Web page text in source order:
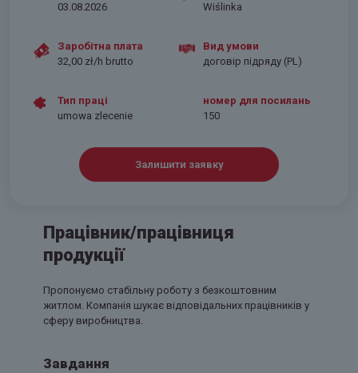
Працівник/працівниця
продукції
Пропонуємо стабільну роботу з безкоштовним
житлом. Компанія шукає відповідальних працівників у
сферу виробництва.
Завдання
03.08.2026
Wiślinka
Заробітна плата
32,00 zł/h brutto
Вид умови
договір підряду (PL)
Тип праці
umowa zlecenie
номер для посилань
150
Залишити заявку